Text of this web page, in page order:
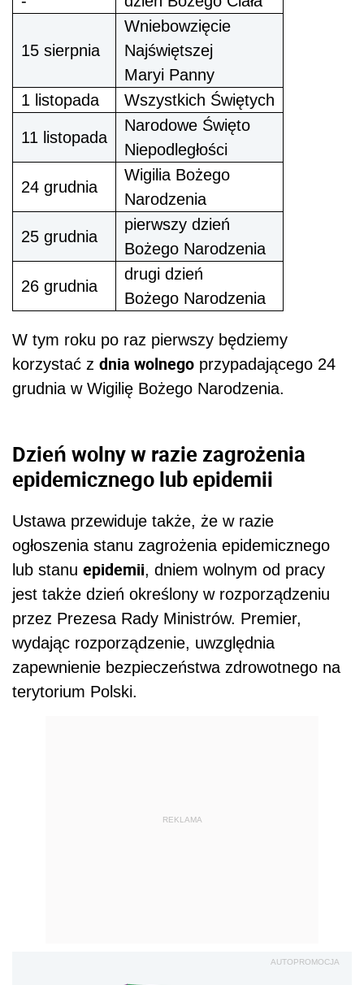
15 sierpnia
Wniebowzięcie
Najświętszej
Maryi Panny
1 listopada
Wszystkich Świętych
11 listopada
Narodowe Święto
Niepodległości
24 grudnia
Wigilia Bożego
Narodzenia
25 grudnia
pierwszy dzień
Bożego Narodzenia
26 grudnia
drugi dzień
Bożego Narodzenia
W tym roku po raz pierwszy będziemy
korzystać z dnia wolnego przypadającego 24
grudnia w Wigilię Bożego Narodzenia.
Dzień wolny w razie zagrożenia
epidemicznego lub epidemii
Ustawa przewiduje także, że w razie
ogłoszenia stanu zagrożenia epidemicznego
lub stanu epidemii, dniem wolnym od pracy
jest także dzień określony w rozporządzeniu
przez Prezesa Rady Ministrów. Premier,
wydając rozporządzenie, uwzględnia
zapewnienie bezpieczeństwa zdrowotnego na
terytorium Polski.
REKLAMA
AUTOPROMOCJA